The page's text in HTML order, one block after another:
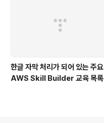
한글 자막 처리가 되어 있는 주요
AWS Skill Builder 교육 목록